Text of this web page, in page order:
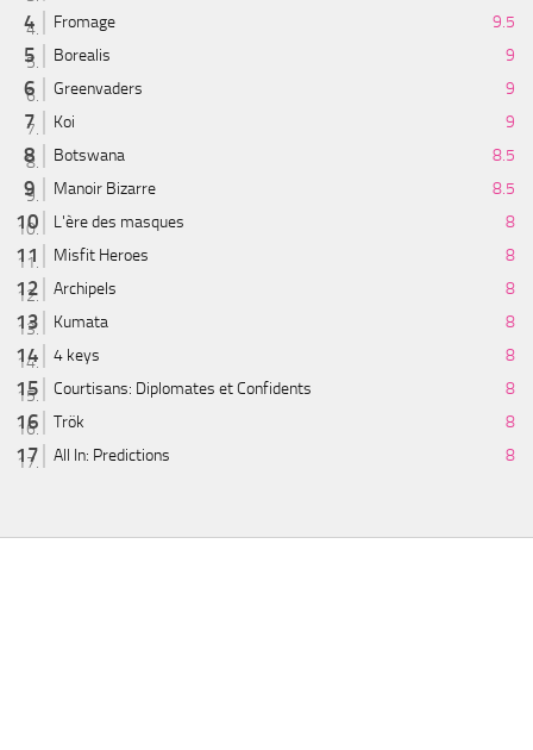
Fromage
9.5
Borealis
9
Greenvaders
9
Koi
9
Botswana
8.5
Manoir Bizarre
8.5
L'ère des masques
8
Misfit Heroes
8
Archipels
8
Kumata
8
4 keys
8
Courtisans: Diplomates et Confidents
8
Trök
8
All In: Predictions
8